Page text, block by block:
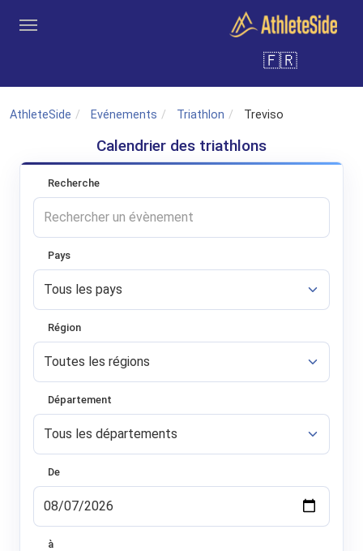
Inscription
🇫🇷
AthleteSide Evénements Triathlon Treviso
Calendrier des triathlons
Recherche
Pays
Région
Département
De
à